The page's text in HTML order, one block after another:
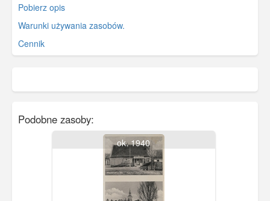
Pobierz opis
Warunki używania zasobów.
Cennik
Podobne zasoby:
ok. 1940